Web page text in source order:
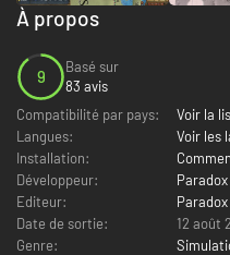
À propos
9
Basé sur
83 avis
Compatibilité par pays:
Voir la
Langues:
Voir les
Installation:
Développeur:
Editeur:
Date de sortie:
12 août
Genre: